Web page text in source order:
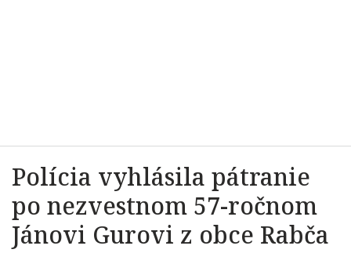
Polícia vyhlásila pátranie
po nezvestnom 57-ročnom
Jánovi Gurovi z obce Rabča